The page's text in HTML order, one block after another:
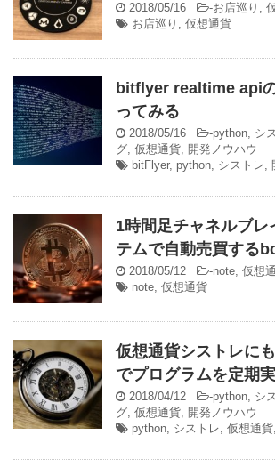
2018/05/16 -お店巡り ,
お店巡り , 仮想通貨
bitflyer realtime api
ってみる
2018/05/16 -python, シ
グ, 仮想通貨, 開発ノウハウ
bitFlyer, python, シストレ,
1時間足チャネルブレ
テムで自動売買する
2018/05/12 -note, 仮想
note, 仮想通貨
仮想通貨シストレに
でプログラムを定期
2018/04/12 -python, シ
グ, 仮想通貨, 開発ノウハウ
python, シストレ, 仮想通貨,